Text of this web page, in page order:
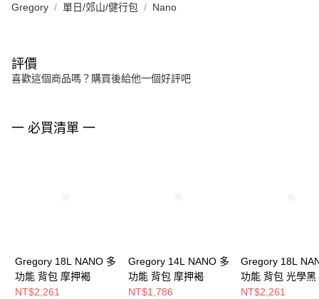
Gregory 單日/郊山/健行包 Nano
評價
喜歡這個商品嗎？購買後給他一個好評吧
一 必買清單 一
Gregory 18L NANO 多
功能 背包 摩押褐
NT$2,261
Gregory 14L NANO 多
功能 背包 摩押褐
NT$1,786
Gregory 18L
功能 背包 光學黑
NT$2,261